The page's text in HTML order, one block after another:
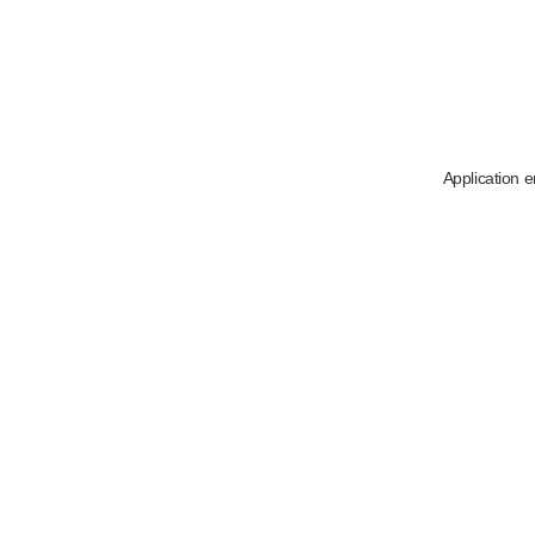
Application